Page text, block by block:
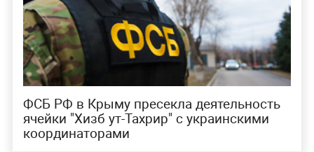
ФСБ РФ в Крыму пресекла деятельность
ячейки "Хизб ут-Тахрир" с украинскими
координаторами